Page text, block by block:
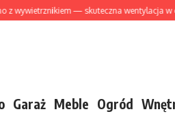
— skuteczna wentylacja w
Garaż Meble Ogród